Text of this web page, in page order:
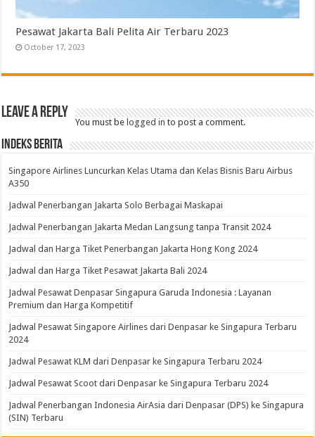
Pesawat Jakarta Bali Pelita Air Terbaru 2023
October 17, 2023
Leave a Reply
You must belogged in to post a comment.
Indeks Berita
Singapore Airlines Luncurkan Kelas Utama dan Kelas Bisnis Baru Airbus
A350
Jadwal Penerbangan Jakarta Solo Berbagai Maskapai
Jadwal Penerbangan Jakarta Medan Langsung tanpa Transit 2024
Jadwal dan Harga Tiket Penerbangan Jakarta Hong Kong 2024
Jadwal dan Harga Tiket Pesawat Jakarta Bali 2024
Jadwal Pesawat Denpasar Singapura Garuda Indonesia : Layanan
Premium dan Harga Kompetitif
Jadwal Pesawat Singapore Airlines dari Denpasar ke Singapura Terbaru
2024
Jadwal Pesawat KLM dari Denpasar ke Singapura Terbaru 2024
Jadwal Pesawat Scoot dari Denpasar ke Singapura Terbaru 2024
Jadwal Penerbangan Indonesia AirAsia dari Denpasar (DPS) ke Singapura
(SIN) Terbaru